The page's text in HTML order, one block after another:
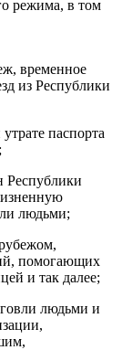
режима, в том
временное
из Республики
паспорта
Республики
людьми;
помогающих
и так далее;
людьми и